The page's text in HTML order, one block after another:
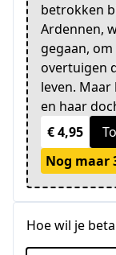
betrokken
Ardennen,
gegaan,
overtuigen
leven.
en haar
€ 4,95
Nog maar
Hoe wil je